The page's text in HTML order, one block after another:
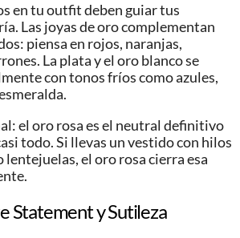
en tu outfit deben guiar tus
Las joyas de oro complementan
piensa en rojos, naranjas,
La plata y el oro blanco se
con tonos fríos como azules,
el oro rosa es el neutral definitivo
todo. Si llevas un vestido con hilos
el oro rosa cierra esa
Statement y Sutileza